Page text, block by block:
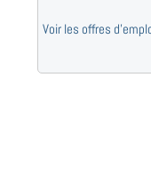
Voir les offres